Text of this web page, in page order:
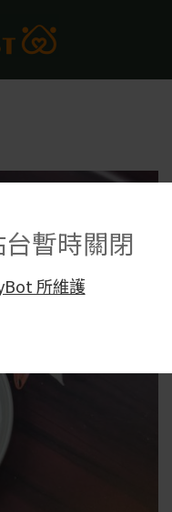
暫時關閉
所維護